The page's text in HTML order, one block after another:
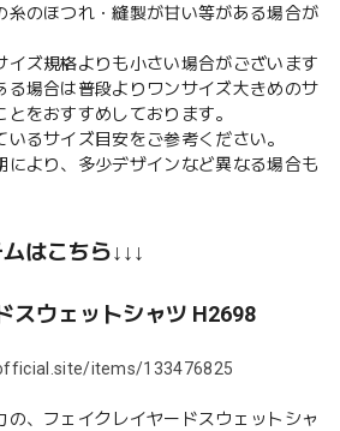
のほつれ・縫製が甘い等がある場合が
イズ規格よりも小さい場合がございます
る場合は普段よりワンサイズ大きめのサ
をおすすめしております。
るサイズ目安をご参考ください。
により、多少デザインなど異なる場合も
はこちら↓↓↓
スウェットシャツ H2698
items/133476825
の、フェイクレイヤードスウェットシャ